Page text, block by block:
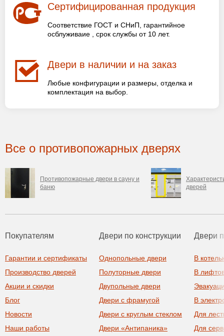
Сертифицированная продукция
Соответствие ГОСТ и СНиП, гарантийное
осблуживаие , срок службы от 10 лет.
Двери в наличии и на заказ
Любые конфигурации и размеры, отделка и
комплектация на выбор.
Все о противопожарных дверях
Противопожарные двери в сауну и
баню
дверей
Покупателям
Гарантии и сертификаты
Производство дверей
Акции и скидки
Блог
Новости
Наши работы
Двери по конструкции
Однопольные двери
Полуторные двери
Двупольные двери
Двери с фрамугой
Двери с круглым стеклом
Двери «Антипаника»
Двери
В
В
В
Для
Для